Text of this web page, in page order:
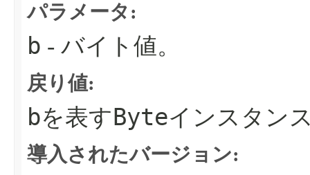
パラメータ:
b - バイト値。
戻り値:
bを表すByteインスタン
導入されたバージョン: